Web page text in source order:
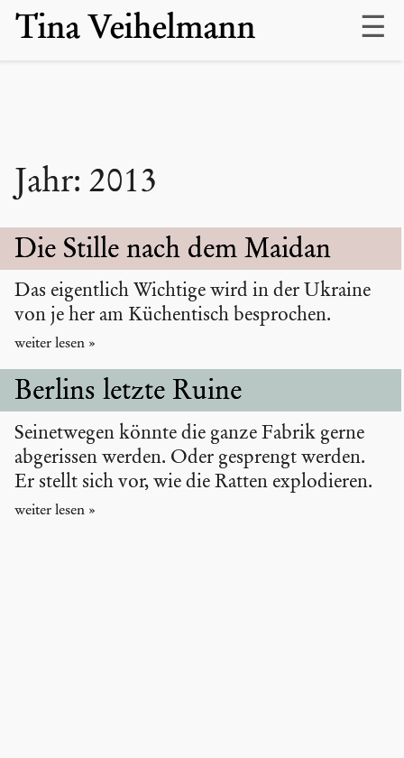
Skip
Tina Veihelmann
Jahr: 2013
Die Stille nach dem Maidan
Das eigentlich Wichtige wird in der Ukraine
von je her am Küchentisch besprochen.
Berlins letzte Ruine
Seinetwegen könnte die ganze Fabrik gerne
abgerissen werden. Oder gesprengt werden.
Er stellt sich vor, wie die Ratten explodieren.